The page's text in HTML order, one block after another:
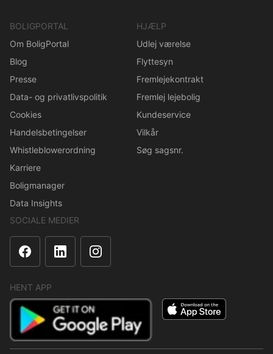
BOLIGPORTAL
Om BoligPortal
Blog
Presse
Data- og privatlivspolitik
Cookies
Handelsbetingelser
Whistleblowerordning
Karriere
Boligmanager
Data Insights
HJÆLP
Udlej værelse
Flyttesyn
Fremlejekontrakt
Fremlej lejebolig
Kundeservice
Vilkår
Søg sagsnr.
SOCIALE MEDIER
HENT APP